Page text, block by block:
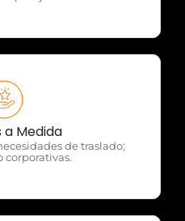
a Medida
de traslado;
corporativas.